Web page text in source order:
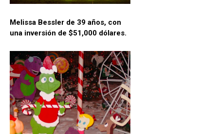
Melissa Bessler de 39 años, con
una inversión de $51,000 dólares.